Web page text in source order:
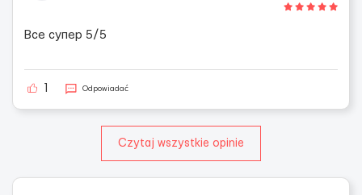
Все супер 5/5
Odpowiadać
Czytaj wszystkie opinie